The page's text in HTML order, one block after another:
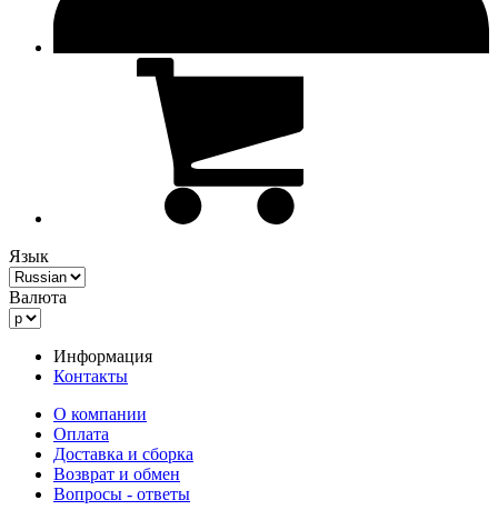
Язык
Валюта
Информация
Контакты
О компании
Оплата
Доставка и сборка
Возврат и обмен
Вопросы - ответы